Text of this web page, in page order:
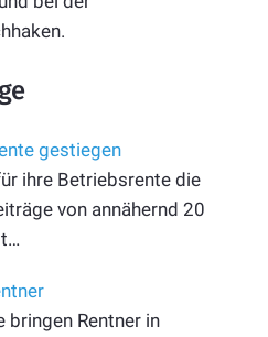
gestiegen
ihre Betriebsrente die
von annähernd 20
bringen Rentner in